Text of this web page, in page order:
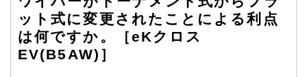
ット式に変更されたことによる利点
は何ですか。［eKクロス
EV(B5AW)］